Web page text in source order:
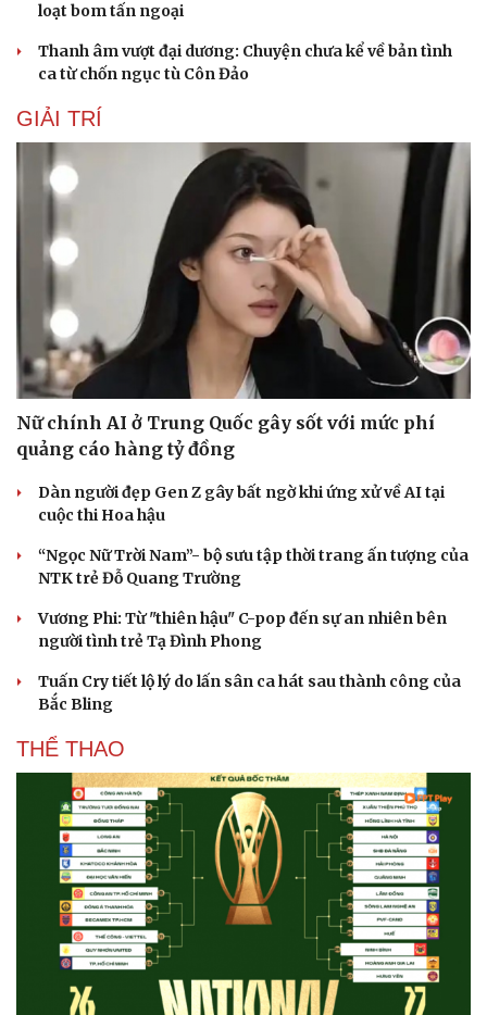
loạt bom tấn ngoại
Thanh âm vượt đại dương: Chuyện chưa kể về bản tình
ca từ chốn ngục tù Côn Đảo
GIẢI TRÍ
Nữ chính AI ở Trung Quốc gây sốt với mức phí
quảng cáo hàng tỷ đồng
Dàn người đẹp Gen Z gây bất ngờ khi ứng xử về AI tại
cuộc thi Hoa hậu
“Ngọc Nữ Trời Nam”- bộ sưu tập thời trang ấn tượng của
NTK trẻ Đỗ Quang Trường
Vương Phi: Từ "thiên hậu" C-pop đến sự an nhiên bên
người tình trẻ Tạ Đình Phong
Tuấn Cry tiết lộ lý do lấn sân ca hát sau thành công của
Bắc Bling
THỂ THAO